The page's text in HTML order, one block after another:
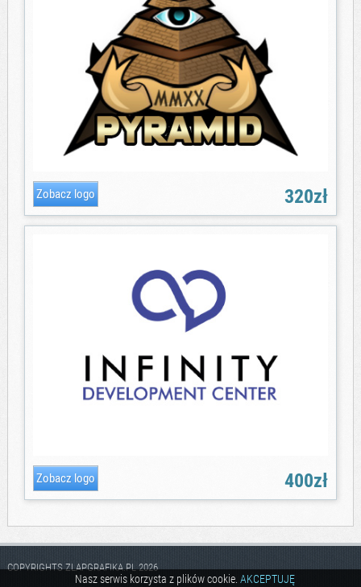
320zł
400zł
COPYRIGHTS ZLAPGRAFIKA.PL 2026
Nasz serwis korzysta z plików cookie. AKCEPTUJĘ